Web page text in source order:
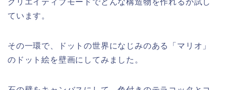
クリエイティブモードでどんな構造物を作れるか試し
ています。
その一環で、ドットの世界になじみのある「マリオ」
のドット絵を壁画にしてみました。